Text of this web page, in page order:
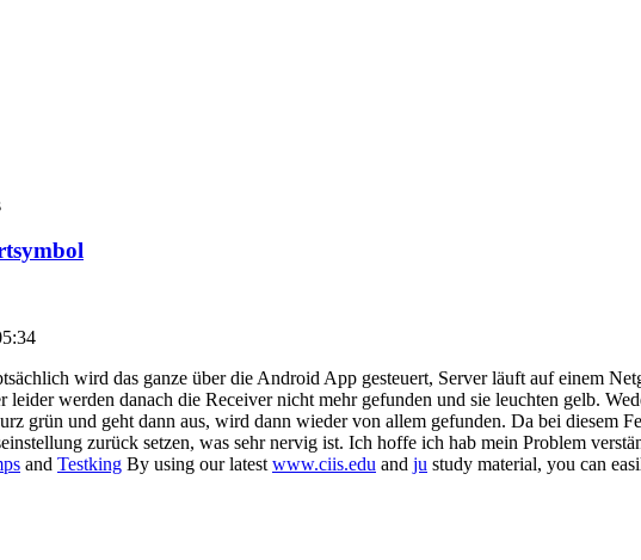
wird das ganze über die Android App gesteuert, Server läuft auf einem
werden danach die Receiver nicht mehr gefunden und sie leuchten gelb.
grün und geht dann aus, wird dann wieder von allem gefunden. Da bei diesem
zurück setzen, was sehr nervig ist. Ich hoffe ich hab mein Problem
and Testking By using our latest www.ciis.edu and ju study material, you can